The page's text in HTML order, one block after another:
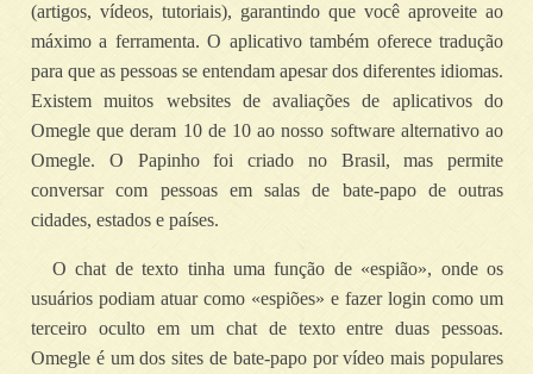
(artigos, vídeos, tutoriais), garantindo que você aproveite ao
máximo a ferramenta. O aplicativo também oferece tradução
para que as pessoas se entendam apesar dos diferentes idiomas.
Existem muitos websites de avaliações de aplicativos do
Omegle que deram 10 de 10 ao nosso software alternativo ao
Omegle. O Papinho foi criado no Brasil, mas permite
conversar com pessoas em salas de bate-papo de outras
cidades, estados e países.
O chat de texto tinha uma função de «espião», onde os
usuários podiam atuar como «espiões» e fazer login como um
terceiro oculto em um chat de texto entre duas pessoas.
Omegle é um dos sites de bate-papo por vídeo mais populares